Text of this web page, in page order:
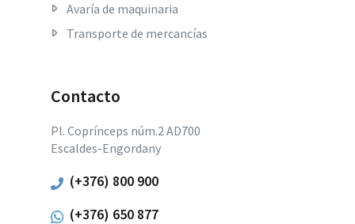
Avaría de maquinaria
Transporte de mercancías
Contacto
Pl. Coprínceps núm.2 AD700
Escaldes-Engordany
(+376) 800 900
(+376) 650 877